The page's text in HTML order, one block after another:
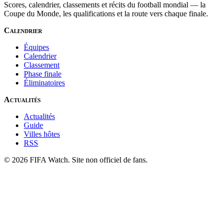
Scores, calendrier, classements et récits du football mondial — la
Coupe du Monde, les qualifications et la route vers chaque finale.
Calendrier
Équipes
Calendrier
Classement
Phase finale
Éliminatoires
Actualités
Actualités
Guide
Villes hôtes
RSS
© 2026 FIFA Watch. Site non officiel de fans.